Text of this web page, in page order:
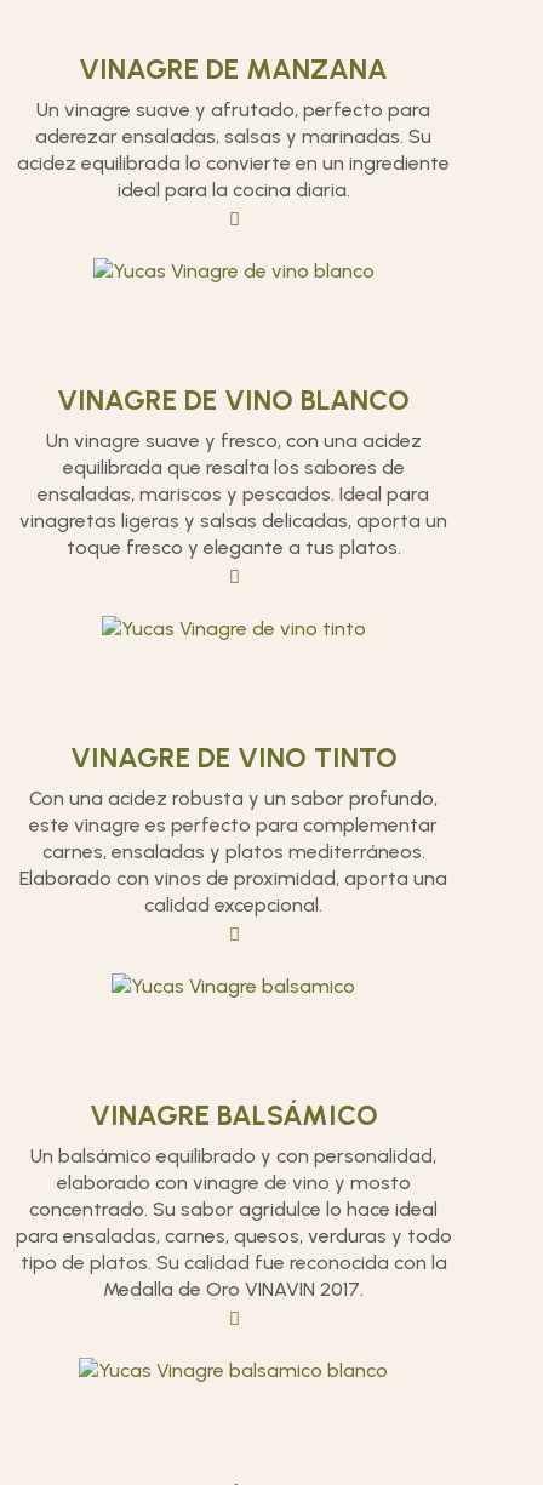
VINAGRE DE MANZANA
Un vinagre suave y afrutado, perfecto para
aderezar ensaladas, salsas y marinadas. Su
acidez equilibrada lo convierte en un ingrediente
ideal para la cocina diaria.
VINAGRE DE VINO BLANCO
Un vinagre suave y fresco, con una acidez
equilibrada que resalta los sabores de
ensaladas, mariscos y pescados. Ideal para
vinagretas ligeras y salsas delicadas, aporta un
toque fresco y elegante a tus platos.
VINAGRE DE VINO TINTO
Con una acidez robusta y un sabor profundo,
este vinagre es perfecto para complementar
carnes, ensaladas y platos mediterráneos.
Elaborado con vinos de proximidad, aporta una
calidad excepcional.
VINAGRE BALSÁMICO
Un balsámico equilibrado y con personalidad,
elaborado con vinagre de vino y mosto
concentrado. Su sabor agridulce lo hace ideal
para ensaladas, carnes, quesos, verduras y todo
tipo de platos. Su calidad fue reconocida con la
Medalla de Oro VINAVIN 2017.